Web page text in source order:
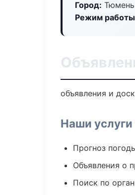
Город: Тюмень
Режим
объявления и
Наши услуги
Прогноз
Объявления о
Поиск по